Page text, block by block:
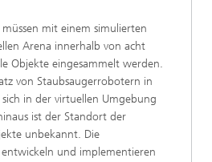
müssen mit einem simulierten
Arena innerhalb von acht
Objekte eingesammelt werden.
von Staubsaugerrobotern in
in der virtuellen Umgebung
ist der Standort der
unbekannt. Die
und implementieren